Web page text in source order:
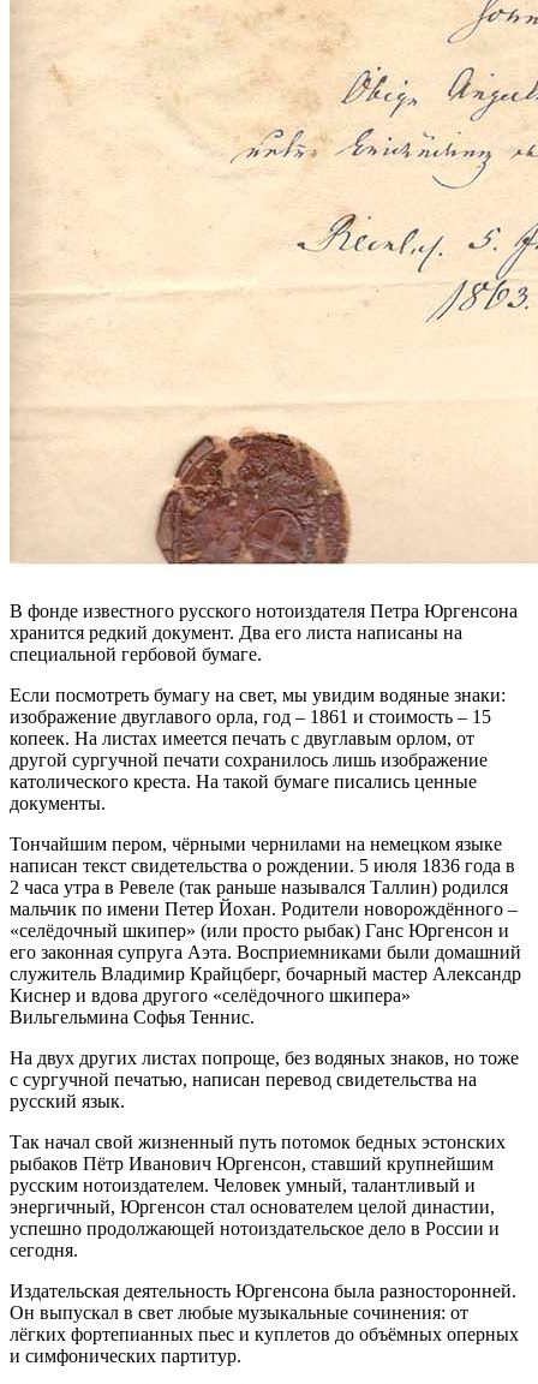
В фонде известного русского нотоиздателя Петра Юргенсона
хранится редкий документ. Два его листа написаны на
специальной гербовой бумаге.
Если посмотреть бумагу на свет, мы увидим водяные знаки:
изображение двуглавого орла, год – 1861 и стоимость – 15
копеек. На листах имеется печать с двуглавым орлом, от
другой сургучной печати сохранилось лишь изображение
католического креста. На такой бумаге писались ценные
документы.
Тончайшим пером, чёрными чернилами на немецком языке
написан текст свидетельства о рождении. 5 июля 1836 года в
2 часа утра в Ревеле (так раньше назывался Таллин) родился
мальчик по имени Петер Йохан. Родители новорождённого –
«селёдочный шкипер» (или просто рыбак) Ганс Юргенсон и
его законная супруга Аэта. Восприемниками были домашний
служитель Владимир Крайцберг, бочарный мастер Александр
Киснер и вдова другого «селёдочного шкипера»
Вильгельмина Софья Теннис.
На двух других листах попроще, без водяных знаков, но тоже
с сургучной печатью, написан перевод свидетельства на
русский язык.
Так начал свой жизненный путь потомок бедных эстонских
рыбаков Пётр Иванович Юргенсон, ставший крупнейшим
русским нотоиздателем. Человек умный, талантливый и
энергичный, Юргенсон стал основателем целой династии,
успешно продолжающей нотоиздательское дело в России и
сегодня.
Издательская деятельность Юргенсона была разносторонней.
Он выпускал в свет любые музыкальные сочинения: от
лёгких фортепианных пьес и куплетов до объёмных оперных
и симфонических партитур.